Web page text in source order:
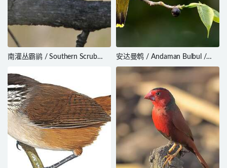
南灌丛霸鹟 / Southern Scrub
安达曼鹎 / Andaman Bulbul /
Brachypodius fuscoflavescens